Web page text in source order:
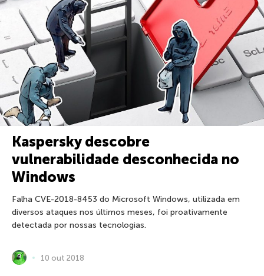
Kaspersky descobre
vulnerabilidade desconhecida no
Windows
Falha CVE-2018-8453 do Microsoft Windows, utilizada em
diversos ataques nos últimos meses, foi proativamente
detectada por nossas tecnologias.
10 out 2018